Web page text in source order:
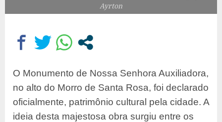
Ayrton
O Monumento de Nossa Senhora Auxiliadora,
no alto do Morro de Santa Rosa, foi declarado
oficialmente, patrimônio cultural pela cidade. A
ideia desta majestosa obra surgiu entre os